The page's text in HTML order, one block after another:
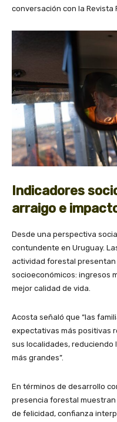
conversación con la Revista
Indicadores
arraigo e
Desde una perspectiva
contundente en Uruguay.
actividad forestal
socioeconómicos: ingresos
mejor calidad de vida.
Acosta señaló que “las
expectativas más positivas
sus localidades, reduciendo
más grandes”.
En términos de desarrollo
presencia forestal
de felicidad, confianza